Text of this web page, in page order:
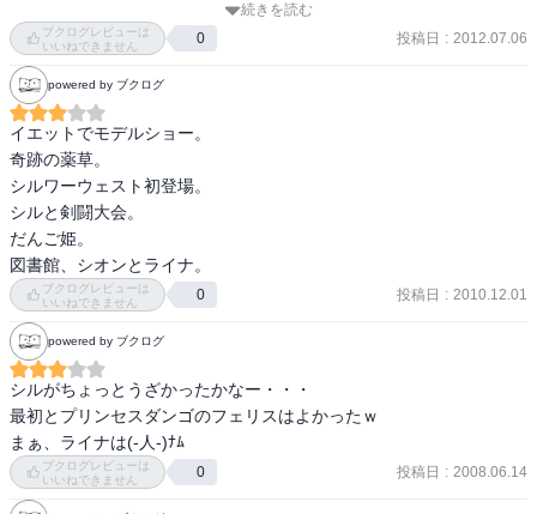
とり伝５まだ共和国にいます。
本編でちょっと出てきた槍の一族が出てきました。
こんなやつなのか！！
槍のブーちゃん改マークⅡって何だ！！
団子への情熱の話は挿絵がすごい。
書き下ろしはシオンとライナの最初の出会い
何度も出てくるからな、、、
続きを読む
ブクログレビューは
いいねできません
0 投稿日 : 2012.07.06
powered by ブクログ
イエットでモデルショー。
奇跡の薬草。
シルワーウェスト初登場。
シルと剣闘大会。
だんご姫。
図書館、シオンとライナ。
ブクログレビューは
いいねできません
0 投稿日 : 2010.12.01
powered by ブクログ
シルがちょっとうざかったかなー・・・
最初とプリンセスダンゴのフェリスはよかったｗ
まぁ、ライナは(-人-)ﾅﾑ
ブクログレビューは
いいねできません
0 投稿日 : 2008.06.14